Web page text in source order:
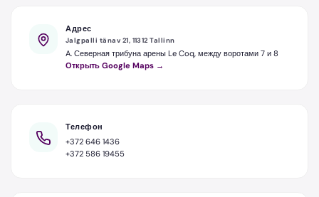
Адрес
Jalgpalli tänav 21, 11312 Tallinn
A. Северная трибуна арены Le Coq, между воротами 7 и 8
Открыть Google Maps →
Телефон
+372 646 1436
+372 586 19455